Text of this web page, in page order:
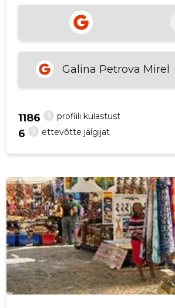
Aleksei Bryzgalov 6
Allikas:google.com
Galina Petrova Mirel
? profiili külastust
1186
? ettevõtte jälgijat
6